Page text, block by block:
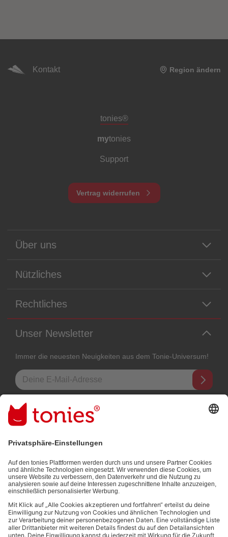
Kontakt Region ändern
Meta-Navigation Footer
tonies®
mytonies
Support
Vertrag widerrufen
Über uns
Nützliches
Rechtliches
Unser Newsletter
Immer die neuesten Neuigkeiten aus dem Tonie-Universum!
E-Mail-Addresse
Mit dem Absenden abonnierst du unseren E-Mail-Newsletter, der auf
den von dir bereitgestellten Informationen (z.B. Account-informationen)
und den von dir zu Werbezwecken bereitgestellten
Datenschutzbestimmungen.
Bezahlmethoden: